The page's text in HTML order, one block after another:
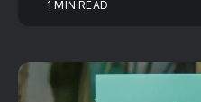
1 MIN READ